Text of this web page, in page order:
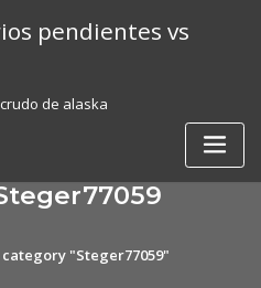
pendientes vs
de alaska
"Steger77059"